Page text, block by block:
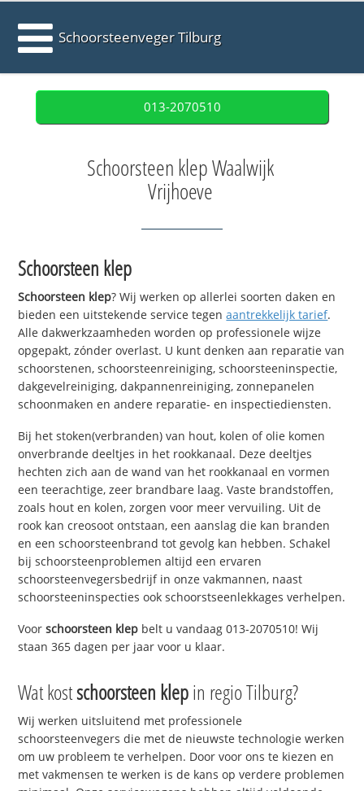
Schoorsteenveger Tilburg
013-2070510
Schoorsteen klep Waalwijk
Vrijhoeve
Schoorsteen klep
Schoorsteen klep? Wij werken op allerlei soorten daken en
bieden een uitstekende service tegenaantrekkelijk tarief.
Alle dakwerkzaamheden worden op professionele wijze
opgepakt, zónder overlast. U kunt denken aan reparatie van
schoorstenen, schoorsteenreiniging, schoorsteeninspectie,
dakgevelreiniging, dakpannenreiniging, zonnepanelen
schoonmaken en andere reparatie- en inspectiediensten.
Bij het stoken(verbranden) van hout, kolen of olie komen
onverbrande deeltjes in het rookkanaal. Deze deeltjes
hechten zich aan de wand van het rookkanaal en vormen
een teerachtige, zeer brandbare laag. Vaste brandstoffen,
zoals hout en kolen, zorgen voor meer vervuiling. Uit de
rook kan creosoot ontstaan, een aanslag die kan branden
en een schoorsteenbrand tot gevolg kan hebben. Schakel
bij schoorsteenproblemen altijd een ervaren
schoorsteenvegersbedrijf in onze vakmannen, naast
schoorsteeninspecties ook schoorstseenlekkages verhelpen.
Voorschoorsteen klep belt u vandaag 013-2070510! Wij
staan 365 dagen per jaar voor u klaar.
Wat kostschoorsteen klepin regio Tilburg?
Wij werken uitsluitend met professionele
schoorsteenvegers die met de nieuwste technologie werken
om uw probleem te verhelpen. Door voor ons te kiezen en
met vakmensen te werken is de kans op verdere problemen